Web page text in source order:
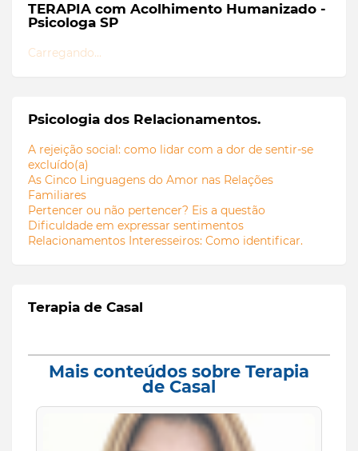
TERAPIA com Acolhimento Humanizado -
Psicologa SP
Carregando...
Psicologia dos Relacionamentos.
A rejeição social: como lidar com a dor de sentir-se
excluído(a)
As Cinco Linguagens do Amor nas Relações
Familiares
Pertencer ou não pertencer? Eis a questão
Dificuldade em expressar sentimentos
Relacionamentos Interesseiros: Como identificar.
Terapia de Casal
Mais conteúdos sobre Terapia
de Casal